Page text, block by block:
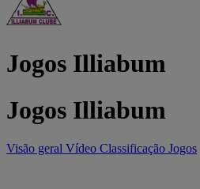
Jogos Illiabum
Jogos Illiabum
Visão geral Vídeo Classificação Jogos